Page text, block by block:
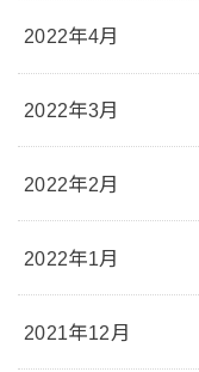
2022年4月
2022年3月
2022年2月
2022年1月
2021年12月